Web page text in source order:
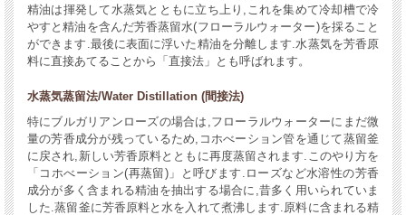
精油は揮発して水蒸気とともに立ち上り,これを集めて冷却槽で冷
やすと精油を含んだ芳香蒸留水(フローラルウォーター)を採ること
ができます.最後に表面に浮いた精油を分離します.水蒸気を芳香原
料に直接あてることから「直接法」とも呼ばれます。
水蒸気蒸留法/Water Distillation (間接法)
特にブルガリアンローズの場合は,フローラルウォーターにまだ微
量の芳香成分が残っているため,コホべーション管を通じて蒸留釜
に戻され,新しい芳香原料とともに再度蒸留されます.このやり方を
「コホべーション(再蒸留)」と呼びます.ローズなど水溶性の芳香
成分が多く含まれる精油を抽出する場合に,昔多く用いられていま
した.蒸留釜に芳香原料と水を入れて煮沸します.原料に含まれる精